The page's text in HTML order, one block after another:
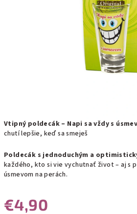
Vtipný poldecák – Napi sa vždy s
chutí lepšie, keď sa smeješ
Poldecák s jednoduchým a
každého, kto si vie vychutnať život – aj s
úsmevom na perách.
€4,90